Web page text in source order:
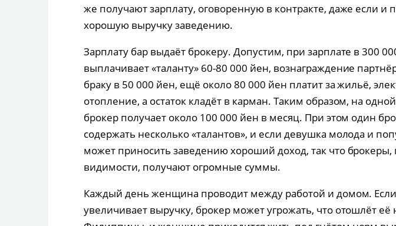
же получают зарплату, оговоренную в контракте, даже если и
хорошую выручку заведению.
Зарплату бар выдаёт брокеру. Допустим, при зарплате в 300
выплачивает «таланту» 60-80 000 йен, вознаграждение
браку в 50 000 йен, ещё около 80 000 йен платит за жильё,
отопление, а остаток кладёт в карман. Таким образом, на
брокер получает около 100 000 йен в месяц. При этом один
содержать несколько «талантов», и если девушка молода и
может приносить заведению хороший доход, так что брокеры,
видимости, получают огромные суммы.
Каждый день женщина проводит между работой и домом.
увеличивает выручку, брокер может угрожать, что отошлёт её